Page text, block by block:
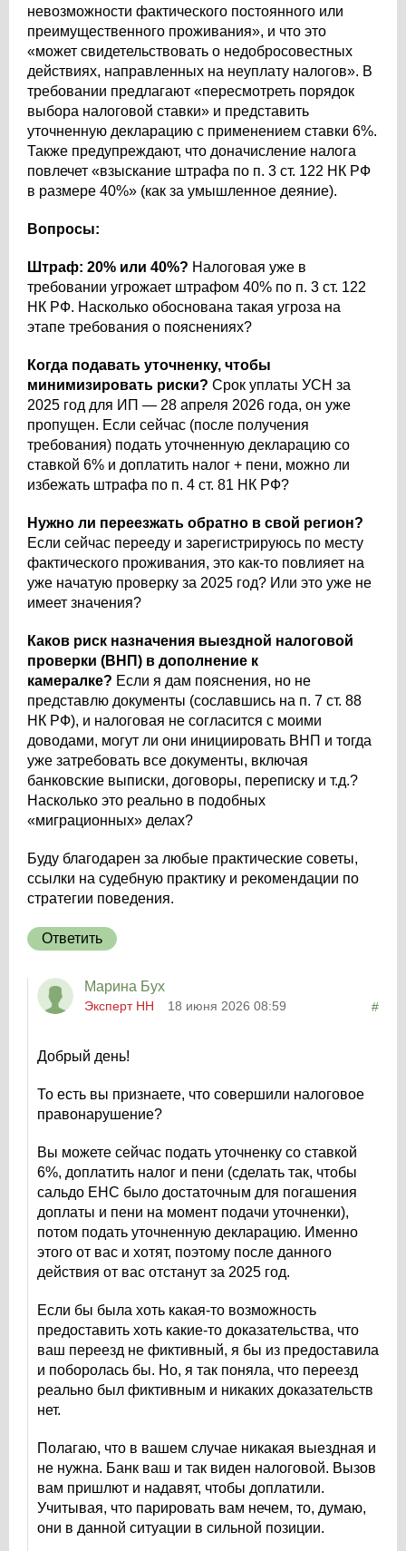
невозможности фактического постоянного или
преимущественного проживания», и что это
«может свидетельствовать о недобросовестных
действиях, направленных на неуплату налогов». В
требовании предлагают «пересмотреть порядок
выбора налоговой ставки» и представить
уточненную декларацию с применением ставки 6%.
Также предупреждают, что доначисление налога
повлечет «взыскание штрафа по п. 3 ст. 122 НК РФ
в размере 40%» (как за умышленное деяние).
Вопросы:
Штраф: 20% или 40%? Налоговая уже в
требовании угрожает штрафом 40% по п. 3 ст. 122
НК РФ. Насколько обоснована такая угроза на
этапе требования о пояснениях?
Когда подавать уточненку, чтобы
минимизировать риски? Срок уплаты УСН за
2025 год для ИП — 28 апреля 2026 года, он уже
пропущен. Если сейчас (после получения
требования) подать уточненную декларацию со
ставкой 6% и доплатить налог + пени, можно ли
избежать штрафа по п. 4 ст. 81 НК РФ?
Нужно ли переезжать обратно в свой регион?
Если сейчас перееду и зарегистрируюсь по месту
фактического проживания, это как-то повлияет на
уже начатую проверку за 2025 год? Или это уже не
имеет значения?
Каков риск назначения выездной налоговой
проверки (ВНП) в дополнение к
камералке? Если я дам пояснения, но не
представлю документы (сославшись на п. 7 ст. 88
НК РФ), и налоговая не согласится с моими
доводами, могут ли они инициировать ВНП и тогда
уже затребовать все документы, включая
банковские выписки, договоры, переписку и т.д.?
Насколько это реально в подобных
«миграционных» делах?
Буду благодарен за любые практические советы,
ссылки на судебную практику и рекомендации по
стратегии поведения.
Ответить
Марина Бух
Эксперт НН 18 июня 2026 08:59 #
Добрый день!
То есть вы признаете, что совершили налоговое
правонарушение?
Вы можете сейчас подать уточненку со ставкой
6%, доплатить налог и пени (сделать так, чтобы
сальдо ЕНС было достаточным для погашения
доплаты и пени на момент подачи уточненки),
потом подать уточненную декларацию. Именно
этого от вас и хотят, поэтому после данного
действия от вас отстанут за 2025 год.
Если бы была хоть какая-то возможность
предоставить хоть какие-то доказательства, что
ваш переезд не фиктивный, я бы из предоставила
и поборолась бы. Но, я так поняла, что переезд
реально был фиктивным и никаких доказательств
нет.
Полагаю, что в вашем случае никакая выездная и
не нужна. Банк ваш и так виден налоговой. Вызов
вам пришлют и надавят, чтобы доплатили.
Учитывая, что парировать вам нечем, то, думаю,
они в данной ситуации в сильной позиции.